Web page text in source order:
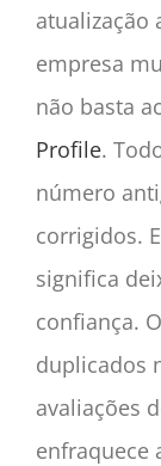
atualização
empresa
não basta
Profile.
número
corrigidos.
significa
confiança.
duplicados
avaliações
enfraquece